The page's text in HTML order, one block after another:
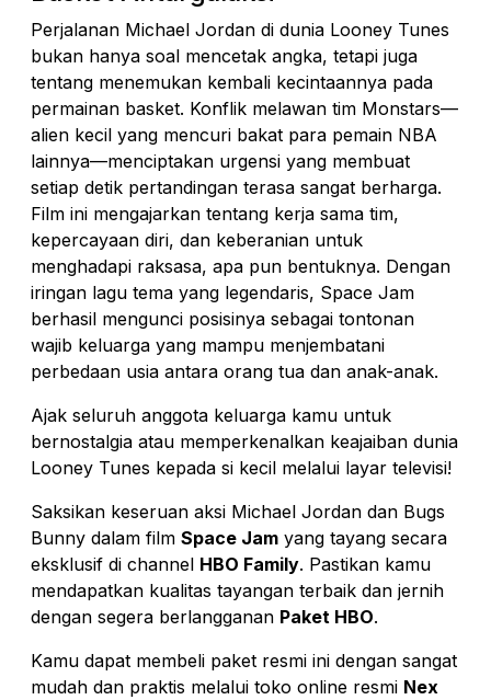
Perjalanan Michael Jordan di dunia Looney Tunes
bukan hanya soal mencetak angka, tetapi juga
tentang menemukan kembali kecintaannya pada
permainan basket. Konflik melawan tim Monstars—
alien kecil yang mencuri bakat para pemain NBA
lainnya—menciptakan urgensi yang membuat
setiap detik pertandingan terasa sangat berharga.
Film ini mengajarkan tentang kerja sama tim,
kepercayaan diri, dan keberanian untuk
menghadapi raksasa, apa pun bentuknya. Dengan
iringan lagu tema yang legendaris, Space Jam
berhasil mengunci posisinya sebagai tontonan
wajib keluarga yang mampu menjembatani
perbedaan usia antara orang tua dan anak-anak.
Ajak seluruh anggota keluarga kamu untuk
bernostalgia atau memperkenalkan keajaiban dunia
Looney Tunes kepada si kecil melalui layar televisi!
Saksikan keseruan aksi Michael Jordan dan Bugs
Bunny dalam film Space Jam yang tayang secara
eksklusif di channel HBO Family. Pastikan kamu
mendapatkan kualitas tayangan terbaik dan jernih
dengan segera berlangganan Paket HBO.
Kamu dapat membeli paket resmi ini dengan sangat
mudah dan praktis melalui toko online resmi Nex